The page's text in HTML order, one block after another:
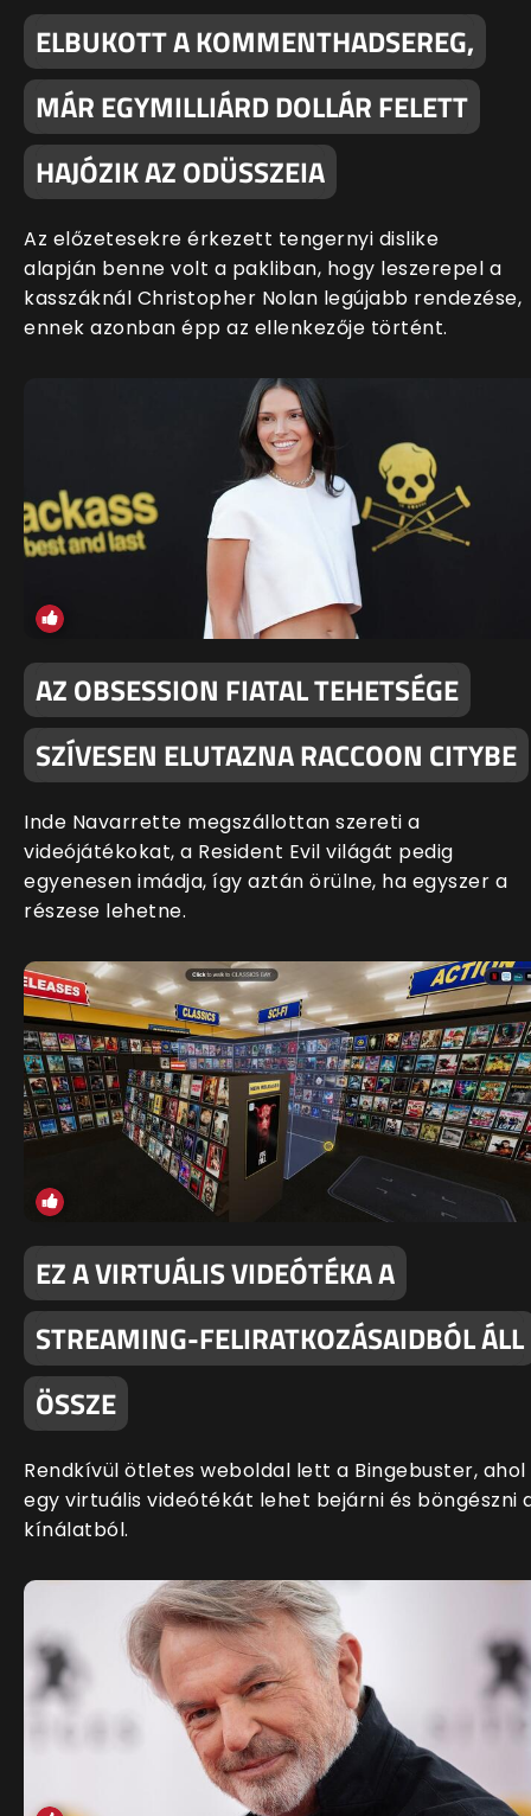
ELBUKOTT A KOMMENTHADSEREG,
MÁR EGYMILLIÁRD DOLLÁR FELETT
HAJÓZIK AZ ODÜSSZEIA
Az előzetesekre érkezett tengernyi dislike
alapján benne volt a pakliban, hogy leszerepel a
kasszáknál Christopher Nolan legújabb rendezése,
ennek azonban épp az ellenkezője történt.
AZ OBSESSION FIATAL TEHETSÉGE
SZÍVESEN ELUTAZNA RACCOON CITYBE
Inde Navarrette megszállottan szereti a
videójátékokat, a Resident Evil világát pedig
egyenesen imádja, így aztán örülne, ha egyszer a
részese lehetne.
EZ A VIRTUÁLIS VIDEÓTÉKA A
STREAMING-FELIRATKOZÁSAIDBÓL ÁLL
ÖSSZE
Rendkívül ötletes weboldal lett a Bingebuster, ahol
egy virtuális videótékát lehet bejárni és böngészni
kínálatból.